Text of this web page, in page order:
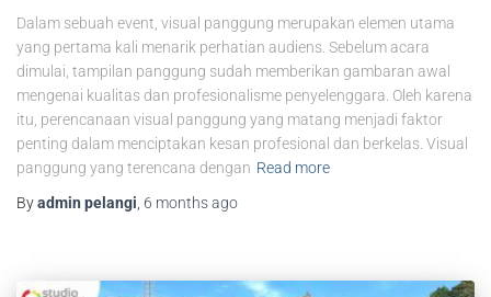
Dalam sebuah event, visual panggung merupakan elemen utama
yang pertama kali menarik perhatian audiens. Sebelum acara
dimulai, tampilan panggung sudah memberikan gambaran awal
mengenai kualitas dan profesionalisme penyelenggara. Oleh karena
itu, perencanaan visual panggung yang matang menjadi faktor
penting dalam menciptakan kesan profesional dan berkelas. Visual
panggung yang terencana dengan Read more
Byadmin pelangi 6 monthsago